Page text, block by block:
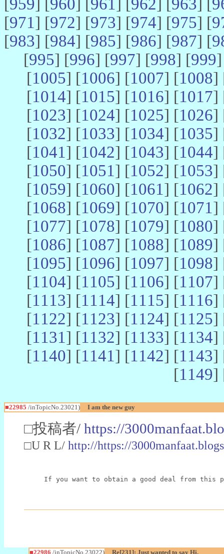
959 960 961 962 963
[971] [972] [973] [974] [975] [
[983] [984] [985] [986] [987] [
[995] [996] [997] [998] [999
[1005] [1006] [1007] [1008]
[1014] [1015] [1016] [1017]
[1023] [1024] [1025] [1026]
[1032] [1033] [1034] [1035]
[1041] [1042] [1043] [1044]
[1050] [1051] [1052] [1053]
[1059] [1060] [1061] [1062]
[1068] [1069] [1070] [1071]
[1077] [1078] [1079] [1080]
[1086] [1087] [1088] [1089]
[1095] [1096] [1097] [1098]
[1104] [1105] [1106] [1107]
[1113] [1114] [1115] [1116]
[1122] [1123] [1124] [1125]
[1131] [1132] [1133] [1134]
[1140] [1141] [1142] [1143]
[1149]
■22985 /inTopicNo.23021) I am the new guy
□投稿者/ https://
□U R L/ http://https://
If you want to obtain a good deal from this
■22986 /inTopicNo.23022) Re[231]: Just wanted to say Hi.